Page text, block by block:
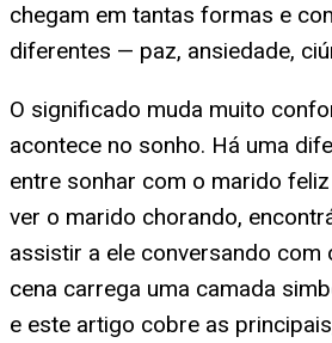
chegam em tantas formas e
diferentes — paz, ansiedade,
O significado muda muito
acontece no sonho. Há uma
entre sonhar com o marido
ver o marido chorando,
assistir a ele conversando com
cena carrega uma camada
e este artigo cobre as